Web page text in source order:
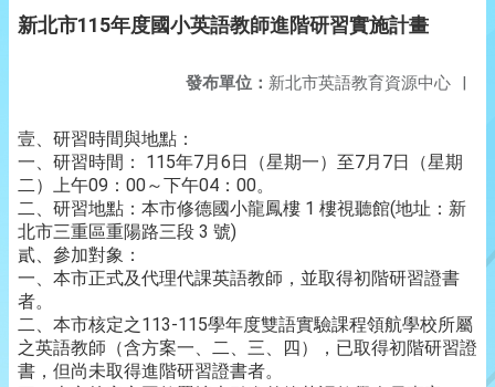
新北市115年度國小英語教師進階研習實施計畫
發布單位： 新北市英語教育資源中心 |
壹、研習時間與地點：
一、研習時間： 115年7月6日（星期一）至7月7日（星期
二）上午09：00～下午04：00。
二、研習地點：本市修德國小龍鳳樓 1 樓視聽館(地址：新
北市三重區重陽路三段 3 號)
貳、參加對象：
一、本市正式及代理代課英語教師，並取得初階研習證書
者。
二、本市核定之113-115學年度雙語實驗課程領航學校所屬
之英語教師（含方案一、二、三、四），已取得初階研習證
書，但尚未取得進階研習證書者。